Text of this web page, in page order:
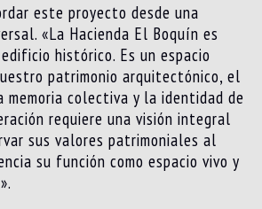
este proyecto desde una
«La Hacienda El Boquín es
histórico. Es un espacio
patrimonio arquitectónico, el
colectiva y la identidad de
requiere una visión integral
sus valores patrimoniales al
su función como espacio vivo y